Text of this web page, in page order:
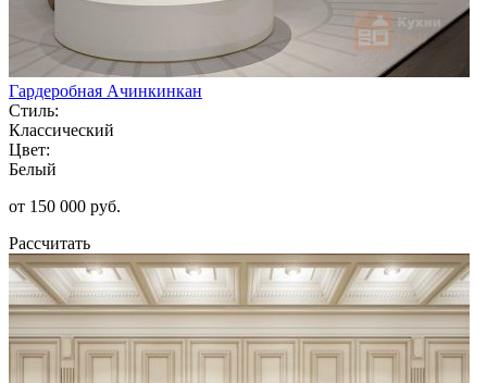
Гардеробная Ачинкинкан
Стиль:
Классический
Цвет:
Белый
от 150 000 руб.
Рассчитать